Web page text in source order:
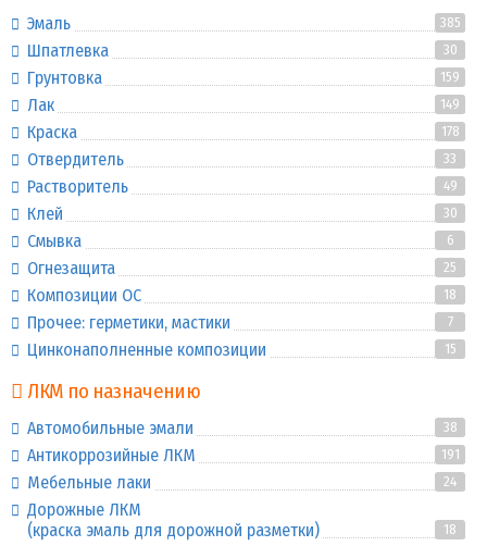
Эмаль 385
Шпатлевка 30
Грунтовка 159
Лак 149
Краска 178
Отвердитель 33
Растворитель 49
Клей 30
Смывка 6
Огнезащита 25
Композиции ОС 18
Прочее: герметики, мастики 7
Цинконаполненные композиции 15
ЛКМ по назначению
Автомобильные эмали 38
Антикоррозийные ЛКМ 191
Мебельные лаки 24
Дорожные ЛКМ
(краска эмаль для дорожной разметки)
18